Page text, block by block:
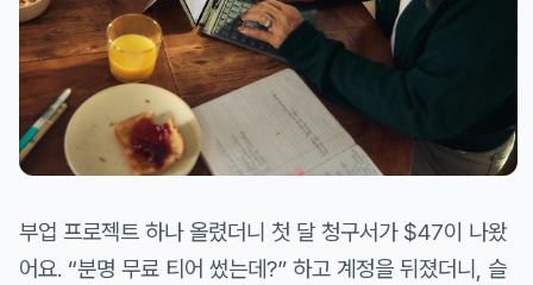
부업 프로젝트 하나 올렸더니 첫 달 청구서가 $47이 나왔
어요. “분명 무료 티어 썼는데?” 하고 계정을 뒤졌더니, 슬